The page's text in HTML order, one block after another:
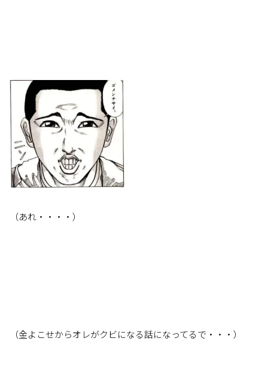
（あれ・・・・）
（金よこせからオレがクビになる話になってるで・・・）